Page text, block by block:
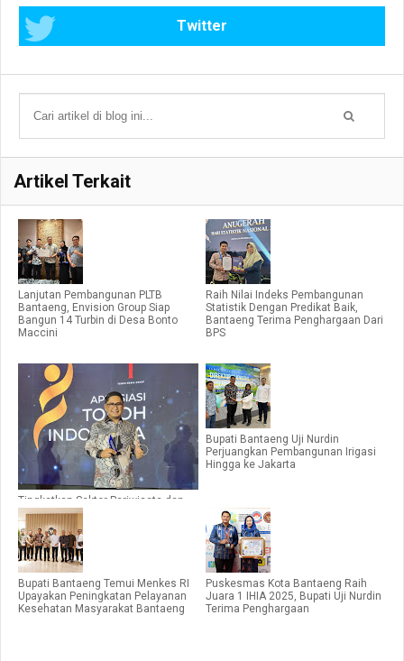
Twitter
Artikel Terkait
Lanjutan Pembangunan PLTB
Bantaeng, Envision Group Siap
Bangun 14 Turbin di Desa Bonto
Maccini
Raih Nilai Indeks Pembangunan
Statistik Dengan Predikat Baik,
Bantaeng Terima Penghargaan Dari
BPS
Tingkatkan Sektor Pariwisata dan
Pelestarian Budaya Sultra, Andap
Raih Penghargaan Apresiasi Tokoh
Indonesia 2024
Bupati Bantaeng Uji Nurdin
Perjuangkan Pembangunan Irigasi
Hingga ke Jakarta
Bupati Bantaeng Temui Menkes RI
Upayakan Peningkatan Pelayanan
Kesehatan Masyarakat Bantaeng
Puskesmas Kota Bantaeng Raih
Juara 1 IHIA 2025, Bupati Uji Nurdin
Terima Penghargaan